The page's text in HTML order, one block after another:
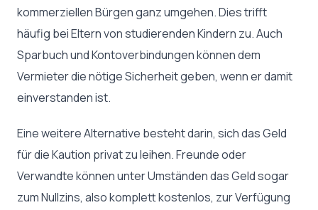
kommerziellen Bürgen ganz umgehen. Dies trifft
häufig bei Eltern von studierenden Kindern zu. Auch
Sparbuch und Kontoverbindungen können dem
Vermieter die nötige Sicherheit geben, wenn er damit
einverstanden ist.
Eine weitere Alternative besteht darin, sich das Geld
für die Kaution privat zu leihen. Freunde oder
Verwandte können unter Umständen das Geld sogar
zum Nullzins, also komplett kostenlos, zur Verfügung